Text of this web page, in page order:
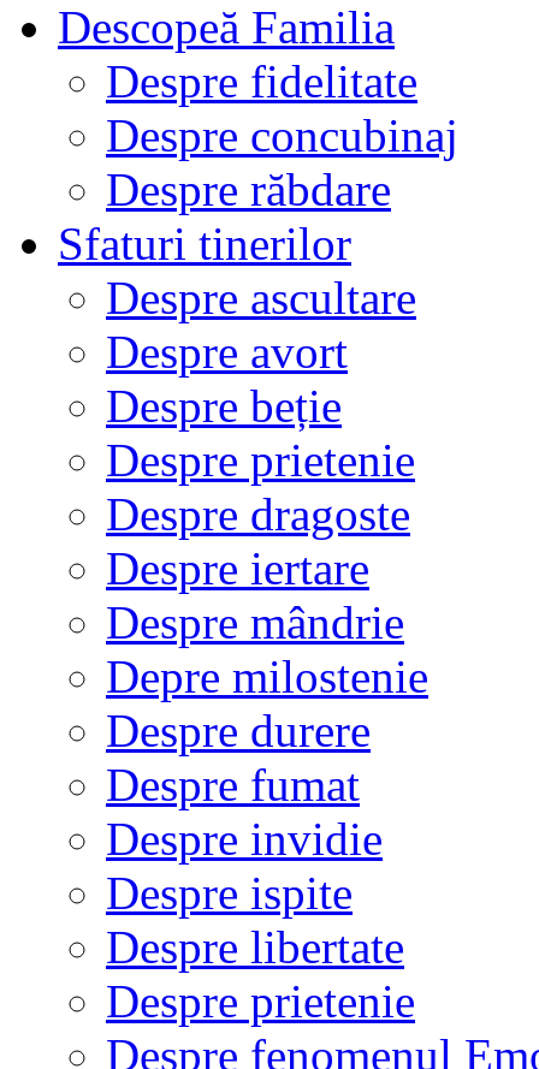
Descopeă Familia
Despre fidelitate
Despre concubinaj
Despre răbdare
Sfaturi tinerilor
Despre ascultare
Despre avort
Despre beție
Despre prietenie
Despre dragoste
Despre iertare
Despre mândrie
Depre milostenie
Despre durere
Despre fumat
Despre invidie
Despre ispite
Despre libertate
Despre prietenie
Despre fenomenul